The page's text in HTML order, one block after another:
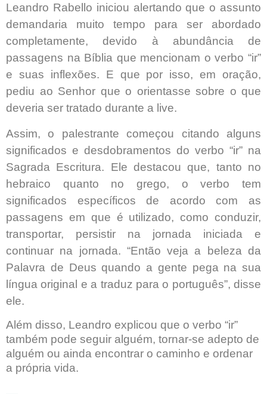
Leandro Rabello iniciou alertando que o assunto
demandaria muito tempo para ser abordado
completamente, devido à abundância de
passagens na Bíblia que mencionam o verbo “ir”
e suas inflexões. E que por isso, em oração,
pediu ao Senhor que o orientasse sobre o que
deveria ser tratado durante a live.
Assim, o palestrante começou citando alguns
significados e desdobramentos do verbo “ir” na
Sagrada Escritura. Ele destacou que, tanto no
hebraico quanto no grego, o verbo tem
significados específicos de acordo com as
passagens em que é utilizado, como conduzir,
transportar, persistir na jornada iniciada e
continuar na jornada. “Então veja a beleza da
Palavra de Deus quando a gente pega na sua
língua original e a traduz para o português”, disse
ele.
Além disso, Leandro explicou que o verbo “ir”
também pode seguir alguém, tornar-se adepto de
alguém ou ainda encontrar o caminho e ordenar
a própria vida.